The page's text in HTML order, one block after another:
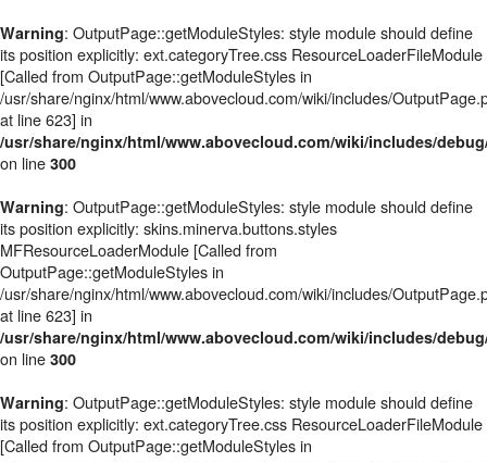
Warning: OutputPage::getModuleStyles: style module should define
its position explicitly: ext.categoryTree.css ResourceLoaderFileModule
[Called from OutputPage::getModuleStyles in
/usr/share/nginx/html/www.abovecloud.com/wiki/includes/
at line 623] in
/usr/share/nginx/html/www.abovecloud.com/wiki/includes/
on line 300
Warning: OutputPage::getModuleStyles: style module should define
its position explicitly: skins.minerva.buttons.styles
MFResourceLoaderModule [Called from
OutputPage::getModuleStyles in
/usr/share/nginx/html/www.abovecloud.com/wiki/includes/
at line 623] in
/usr/share/nginx/html/www.abovecloud.com/wiki/includes/
on line 300
Warning: OutputPage::getModuleStyles: style module should define
its position explicitly: ext.categoryTree.css ResourceLoaderFileModule
[Called from OutputPage::getModuleStyles in